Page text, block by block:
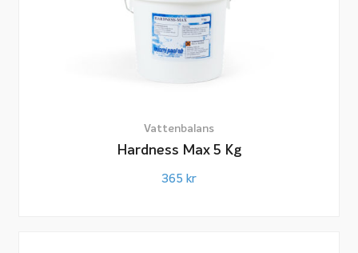
Vattenbalans
Hardness Max 5 Kg
365 kr